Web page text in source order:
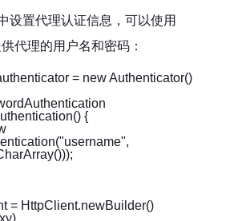
置代理认证信息，可以使用
代理的用户名和密码：
= new Authenticator()
{
= HttpClient.newBuilder()